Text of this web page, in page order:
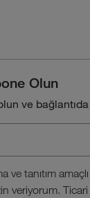
Olun
ve bağlantıda
ve tanıtım
veriyorum.